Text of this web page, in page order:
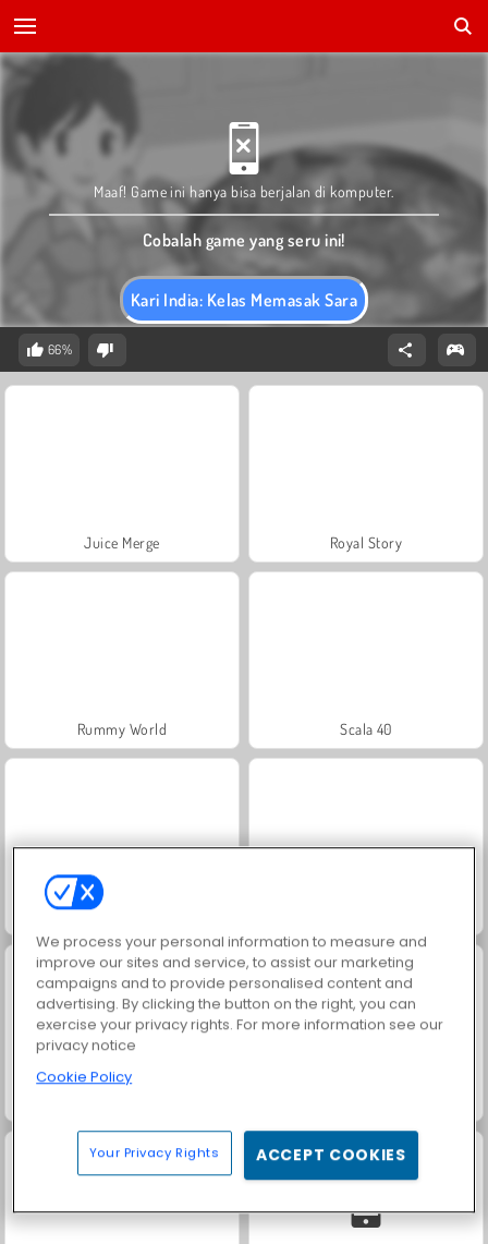
Kari India: Kelas Memasak Sara
Maaf! Game ini hanya bisa berjalan di komputer.
Cobalah game yang seru ini!
66%
Juice Merge Royal Story
Rummy World Scala 40
Charm Farm
We process your personal information to measure and
improve our sites and service, to assist our marketing
campaigns and to provide personalised content and
advertising. By clicking the button on the right, you can
exercise your privacy rights. For more information see our
privacy notice
Cookie Policy
Your Privacy Rights ACCEPT COOKIES